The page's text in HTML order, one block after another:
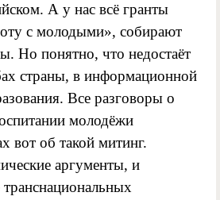
А у нас всё гранты
с молодыми», собирают
Но понятно, что недостаёт
страны, в информационной
Все разговоры о
молодёжи
вот об такой митинг.
аргументы, и
транснациональных